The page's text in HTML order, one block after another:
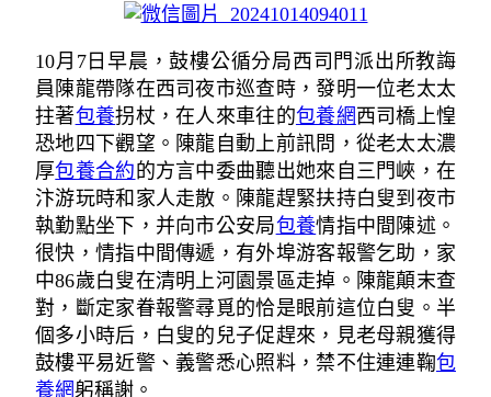
10月7日早晨，鼓樓公循分局西司門派出所教誨
員陳龍帶隊在西司夜市巡查時，發明一位老太太
拄著包養拐杖，在人來車往的包養網 西司橋上惶
恐地四下觀望。陳龍自動上前訊問，從老太太濃
厚包養合約 的方言中委曲聽出她來自三門峽，在
汴游玩時和家人走散。陳龍趕緊扶持白叟到夜市
執勤點坐下，并向市公安局包養情指中間陳述。
很快，情指中間傳遞，有外埠游客報警乞助，家
中86歲白叟在清明上河園景區走掉。陳龍顛末查
對，斷定家眷報警尋覓的恰是眼前這位白叟。半
個多小時后，白叟的兒子促趕來，見老母親獲得
鼓樓平易近警、義警悉心照料，禁不住連連鞠包
養網躬稱謝。